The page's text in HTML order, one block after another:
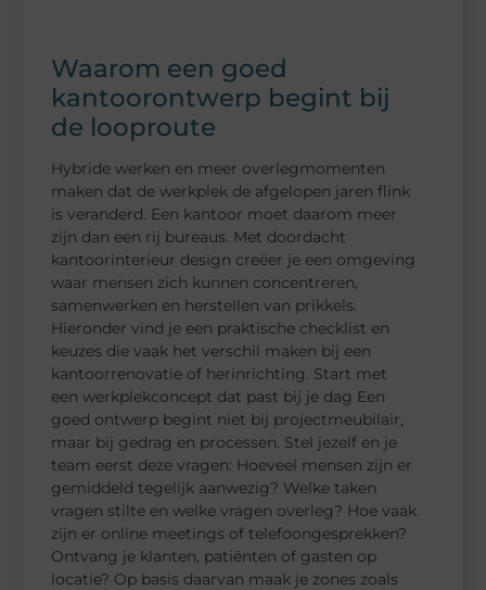
Waarom een goed
kantoorontwerp begint bij
de looproute
Hybride werken en meer overlegmomenten
maken dat de werkplek de afgelopen jaren flink
is veranderd. Een kantoor moet daarom meer
zijn dan een rij bureaus. Met doordacht
kantoorinterieur design creëer je een omgeving
waar mensen zich kunnen concentreren,
samenwerken en herstellen van prikkels.
Hieronder vind je een praktische checklist en
keuzes die vaak het verschil maken bij een
kantoorrenovatie of herinrichting. Start met
een werkplekconcept dat past bij je dag Een
goed ontwerp begint niet bij projectmeubilair,
maar bij gedrag en processen. Stel jezelf en je
team eerst deze vragen: Hoeveel mensen zijn er
gemiddeld tegelijk aanwezig? Welke taken
vragen stilte en welke vragen overleg? Hoe vaak
zijn er online meetings of telefoongesprekken?
Ontvang je klanten, patiënten of gasten op
locatie? Op basis daarvan maak je zones zoals